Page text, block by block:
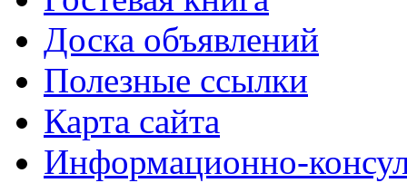
Доска объявлений
Полезные ссылки
Карта сайта
Информационно-